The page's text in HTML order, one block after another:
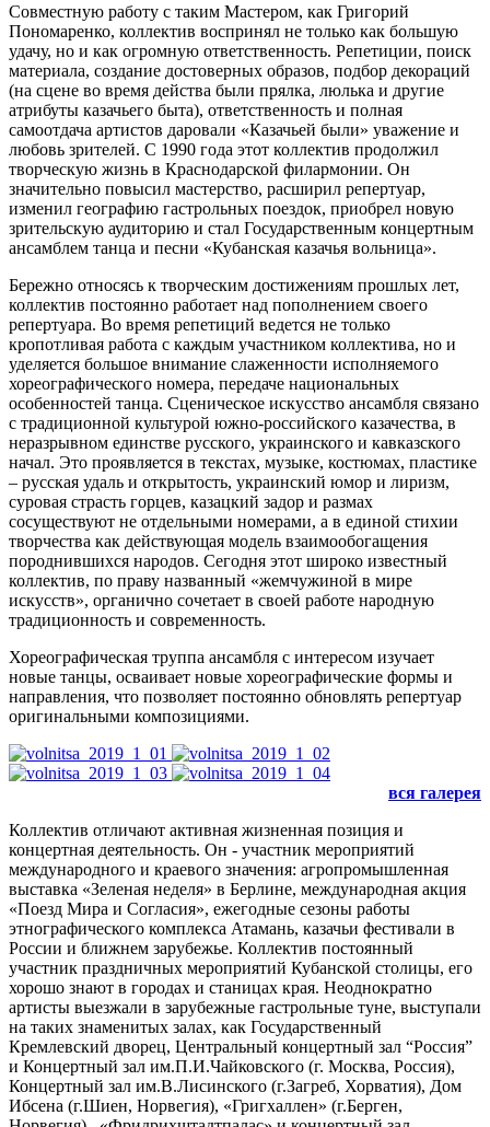
Совместную работу с таким Мастером, как Григорий
Пономаренко, коллектив воспринял не только как большую
удачу, но и как огромную ответственность. Репетиции, поиск
материала, создание достоверных образов, подбор декораций
(на сцене во время действа были прялка, люлька и другие
атрибуты казачьего быта), ответственность и полная
самоотдача артистов даровали «Казачьей были» уважение и
любовь зрителей. С 1990 года этот коллектив продолжил
творческую жизнь в Краснодарской филармонии. Он
значительно повысил мастерство, расширил репертуар,
изменил географию гастрольных поездок, приобрел новую
зрительскую аудиторию и стал Государственным концертным
ансамблем танца и песни «Кубанская казачья вольница».
Бережно относясь к творческим достижениям прошлых лет,
коллектив постоянно работает над пополнением своего
репертуара. Во время репетиций ведется не только
кропотливая работа с каждым участником коллектива, но и
уделяется большое внимание слаженности исполняемого
хореографического номера, передаче национальных
особенностей танца. Сценическое искусство ансамбля связано
с традиционной культурой южно-российского казачества, в
неразрывном единстве русского, украинского и кавказского
начал. Это проявляется в текстах, музыке, костюмах, пластике
– русская удаль и открытость, украинский юмор и лиризм,
суровая страсть горцев, казацкий задор и размах
сосуществуют не отдельными номерами, а в единой стихии
творчества как действующая модель взаимообогащения
породнившихся народов. Сегодня этот широко известный
коллектив, по праву названный «жемчужиной в мире
искусств», органично сочетает в своей работе народную
традиционность и современность.
Хореографическая труппа ансамбля с интересом изучает
новые танцы, осваивает новые хореографические формы и
направления, что позволяет постоянно обновлять репертуар
оригинальными композициями.
вся галерея
Коллектив отличают активная жизненная позиция и
концертная деятельность. Он - участник мероприятий
международного и краевого значения: агропромышленная
выставка «Зеленая неделя» в Берлине, международная акция
«Поезд Мира и Согласия», ежегодные сезоны работы
этнографического комплекса Атамань, казачьи фестивали в
России и ближнем зарубежье. Коллектив постоянный
участник праздничных мероприятий Кубанской столицы, его
хорошо знают в городах и станицах края. Неоднократно
артисты выезжали в зарубежные гастрольные туне, выступали
на таких знаменитых залах, как Государственный
Кремлевский дворец, Центральный концертный зал “Россия”
и Концертный зал им.П.И.Чайковского (г. Москва, Россия),
Концертный зал им.В.Лисинского (г.Загреб, Хорватия), Дом
Ибсена (г.Шиен, Норвегия), «Григхаллен» (г.Берген,